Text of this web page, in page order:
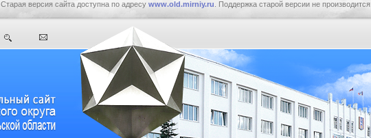
Старая версия сайта доступна по адресу www.old.mirniy.ru . Поддержка старой версии не производится.